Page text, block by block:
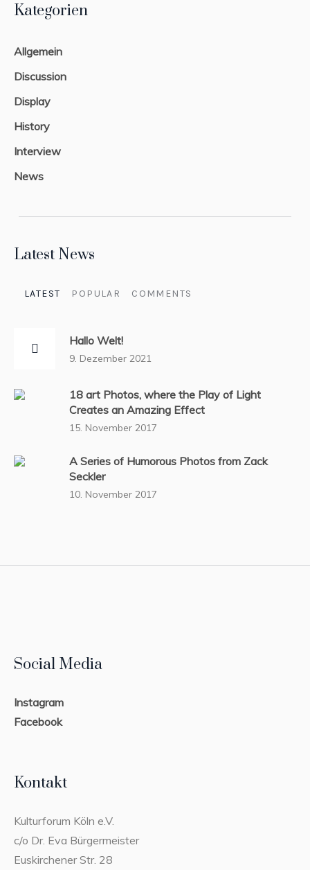
Kategorien
Allgemein
Discussion
Display
History
Interview
News
Latest News
LATEST POPULAR COMMENTS
Hallo Welt!
9. Dezember 2021
18 art Photos, where the Play of Light
Creates an Amazing Effect
15. November 2017
A Series of Humorous Photos from Zack
Seckler
10. November 2017
Social Media
Instagram
Facebook
Kontakt
Kulturforum Köln e.V.
c/o Dr. Eva Bürgermeister
Euskirchener Str. 28